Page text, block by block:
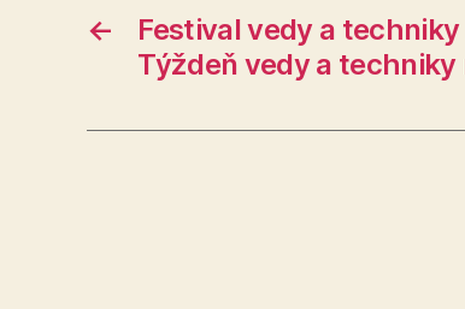
←
Festival vedy a
Týždeň vedy a techniky